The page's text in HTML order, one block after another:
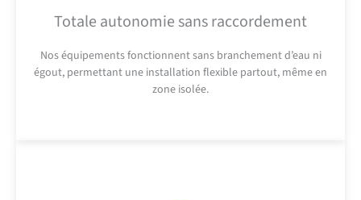
Totale autonomie sans raccordement
Nos équipements fonctionnent sans branchement d’eau ni
égout, permettant une installation flexible partout, même en
zone isolée.